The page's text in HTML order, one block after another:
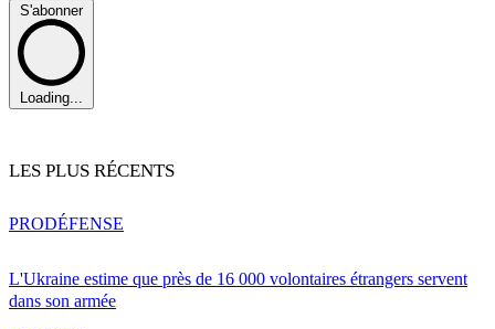
S'abonner
Loading...
LES PLUS RÉCENTS
L'Ukraine estime que près de 16 000 volontaires étrangers servent
dans son armée
PRODÉFENSE